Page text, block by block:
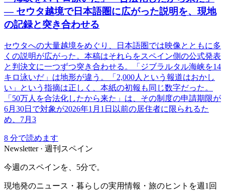
― セウタ越境で日本語圏に広がった説明を、現地
の記録と突き合わせる
セウタへの大量越境をめぐり、日本語圏では映像とともに多
くの説明が広がった。本稿はそれらをスペイン側の公式発表
と判決文に一つずつ突き合わせる。「ジブラルタル海峡を14
キロ泳いだ」は地形が違う。「2,000人という報道はおかし
い」という指摘は正しく、本紙の初報も同じ数字だった。
「50万人を合法化したから来た」は、その制度の申請期限が
6月30日で対象が2026年1月1日以前の居住者に限られるた
め、7月3
8 分で読めます
Newsletter · 週刊スペイン
今週のスペインを、5分で。
現地発のニュース・暮らしの実用情報・旅のヒントを週1回